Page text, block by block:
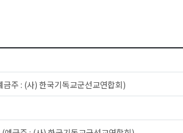
금주 : (사) 한국기독교군선교연합회)